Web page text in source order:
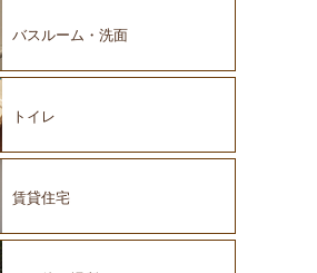
バスルーム・洗面
トイレ
賃貸住宅